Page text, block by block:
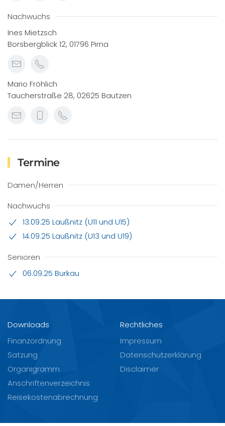
Nachwuchs
Ines Mietzsch
Borsbergblick 12, 01796 Pirna
Mario Fröhlich
Taucherstraße 28, 02625 Bautzen
Termine
Damen/Herren
Nachwuchs
13.09.25 Laußnitz (U11 und U15)
14.09.25 Laußnitz (U13 und U19)
Senioren
06.09.25 Burkau
Downloads
Finanzordnung
Satzung
Organigramm
Anschriftenverzeichnis
Reisekostenabrechnung
Rechtliches
Impressum
Datenschutzerklärung
Disclaimer